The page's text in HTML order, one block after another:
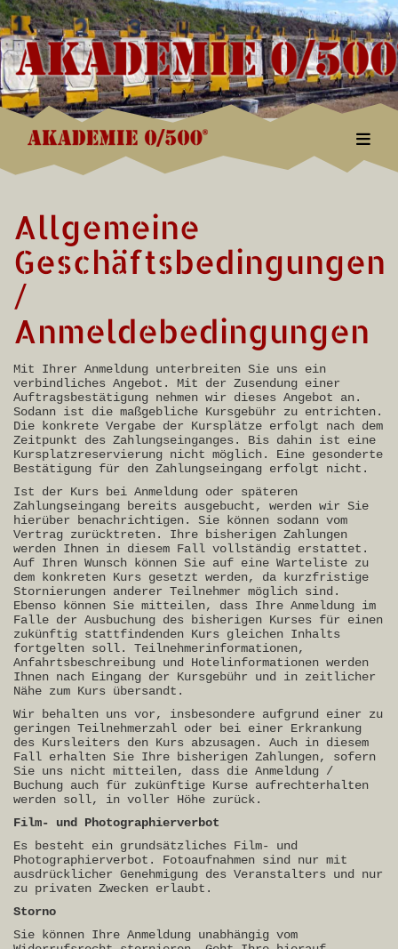
Allgemeine
Geschäftsbedingungen
/
Anmeldebedingungen
Mit Ihrer Anmeldung unterbreiten Sie uns ein
verbindliches Angebot. Mit der Zusendung einer
Auftragsbestätigung nehmen wir dieses Angebot an.
Sodann ist die maßgebliche Kursgebühr zu entrichten.
Die konkrete Vergabe der Kursplätze erfolgt nach dem
Zeitpunkt des Zahlungseinganges. Bis dahin ist eine
Kursplatzreservierung nicht möglich. Eine gesonderte
Bestätigung für den Zahlungseingang erfolgt nicht.
Ist der Kurs bei Anmeldung oder späteren
Zahlungseingang bereits ausgebucht, werden wir Sie
hierüber benachrichtigen. Sie können sodann vom
Vertrag zurücktreten. Ihre bisherigen Zahlungen
werden Ihnen in diesem Fall vollständig erstattet.
Auf Ihren Wunsch können Sie auf eine Warteliste zu
dem konkreten Kurs gesetzt werden, da kurzfristige
Stornierungen anderer Teilnehmer möglich sind.
Ebenso können Sie mitteilen, dass Ihre Anmeldung im
Falle der Ausbuchung des bisherigen Kurses für einen
zukünftig stattfindenden Kurs gleichen Inhalts
fortgelten soll. Teilnehmerinformationen,
Anfahrtsbeschreibung und Hotelinformationen werden
Ihnen nach Eingang der Kursgebühr und in zeitlicher
Nähe zum Kurs übersandt.
Wir behalten uns vor, insbesondere aufgrund einer zu
geringen Teilnehmerzahl oder bei einer Erkrankung
des Kursleiters den Kurs abzusagen. Auch in diesem
Fall erhalten Sie Ihre bisherigen Zahlungen, sofern
Sie uns nicht mitteilen, dass die Anmeldung /
Buchung auch für zukünftige Kurse aufrechterhalten
werden soll, in voller Höhe zurück.
Film- und Photographierverbot
Es besteht ein grundsätzliches Film- und
Photographierverbot. Fotoaufnahmen sind nur mit
ausdrücklicher Genehmigung des Veranstalters und nur
zu privaten Zwecken erlaubt.
Storno
Sie können Ihre Anmeldung unabhängig vom